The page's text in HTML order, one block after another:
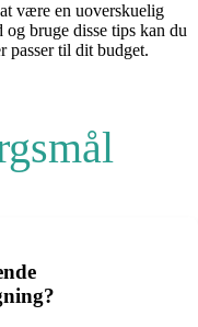
være en uoverskuelig
bruge disse tips kan du
passer til dit budget.